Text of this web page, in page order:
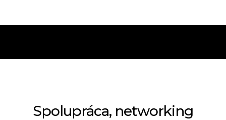
Spolupráca, networking